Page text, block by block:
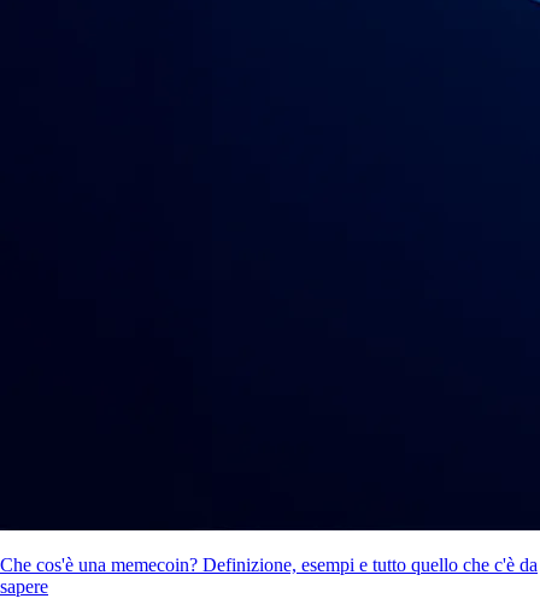
Che cos'è una memecoin? Definizione, esempi e tutto quello che c'è da
sapere